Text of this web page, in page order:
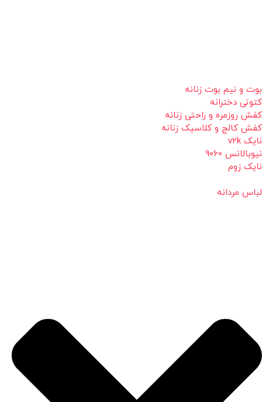
بوت و نیم بوت زنانه
کتونی دخترانه
کفش روزمره و راحتی زنانه
کفش کالج و کلاسیک زنانه
نایک v2k
نیوبالانس 9060
نایک زوم
لباس مردانه